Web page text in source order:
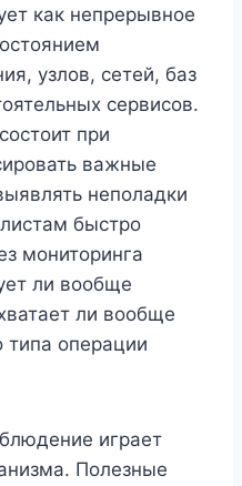
как непрерывное
узлов, сетей, баз
сервисов.
при
важные
неполадки
быстро
мониторинга
ли вообще
ли вообще
типа операции
играет
Полезные